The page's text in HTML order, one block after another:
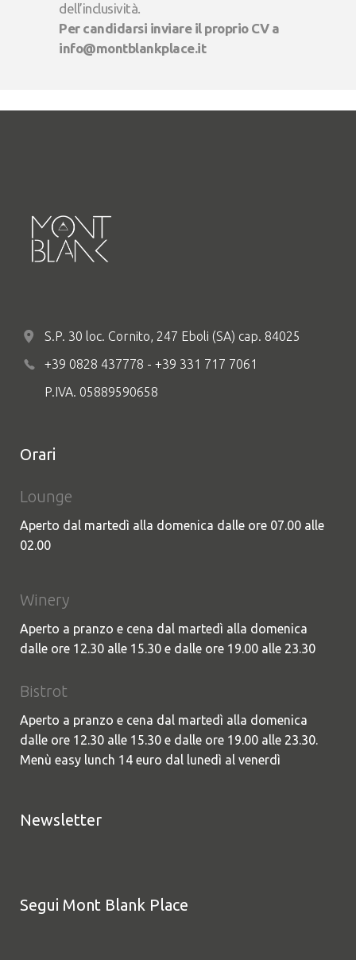
dell’inclusività.
Per candidarsi inviare il proprio CV a
info@montblankplace.it
S.P. 30 loc. Cornito, 247 Eboli (SA) cap. 84025
+39 0828 437778 - +39 331 717 7061
P.IVA. 05889590658
Orari
Lounge
Aperto dal martedì alla domenica dalle ore 07.00 alle
02.00
Winery
Aperto a pranzo e cena dal martedì alla domenica
dalle ore 12.30 alle 15.30 e dalle ore 19.00 alle 23.30
Bistrot
Aperto a pranzo e cena dal martedì alla domenica
dalle ore 12.30 alle 15.30 e dalle ore 19.00 alle 23.30.
Menù easy lunch 14 euro dal lunedì al venerdì
Newsletter
Segui Mont Blank Place